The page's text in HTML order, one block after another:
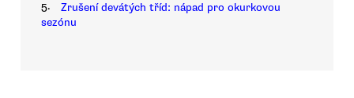
5.
Zrušení devátých tříd: nápad pro okurkovou
sezónu